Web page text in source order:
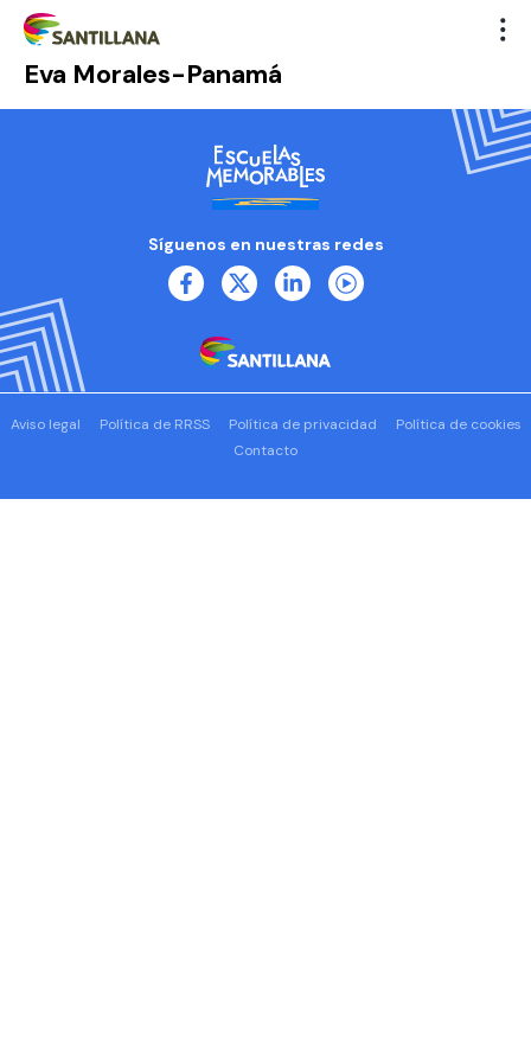
Eva Morales-Panamá
Síguenos en nuestras redes
Aviso legal Política de RRSS Política de privacidad
Política de cookies
Contacto